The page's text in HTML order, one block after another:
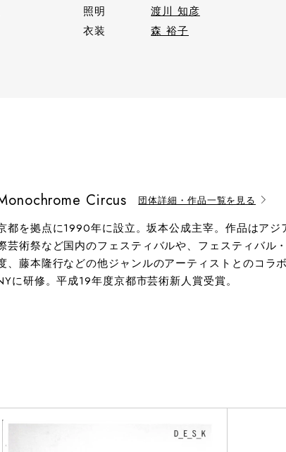
照明
渡川 知彦
衣装
森 裕子
Circus 団体詳細・作品一覧を見る
都を拠点に1990年に設立。坂本公成主宰。作品はア
芸術祭など国内のフェスティバルや、フェスティバ
、藤本隆行などの他ジャンルのアーティストとのコラ
に研修。平成19年度京都市芸術新人賞受賞。